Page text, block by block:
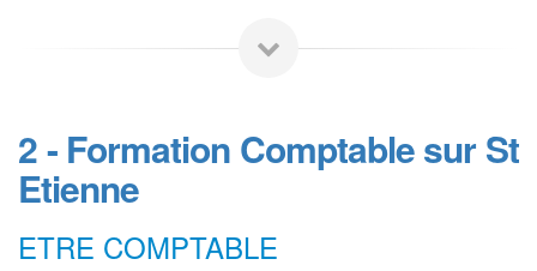
2 - Formation Comptable sur St
Etienne
ETRE COMPTABLE